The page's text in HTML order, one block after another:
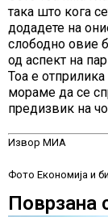
така што кога
додадете на
слободно овие
од аспект на
Тоа е
мораме да се
предизвик на
Извор МИА
Фото Економија и
Поврзана